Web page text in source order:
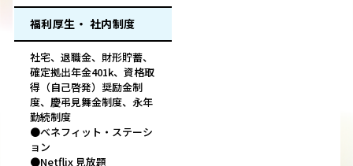
福利厚生・ 社内制度
社宅、退職金、財形貯蓄、
確定拠出年金401k、資格取
得（自己啓発）奨励金制
度、慶弔見舞金制度、永年
勤続制度
●ベネフィット・ステーシ
ョン
●Netflix 見放題